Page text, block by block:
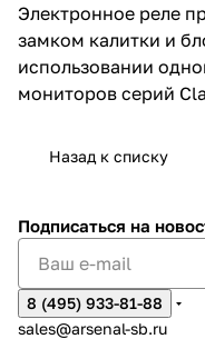
Электронное реле
замком калитки и
использовании
мониторов серий
Назад к списку
Подписаться на
8 (495) 933-81-88
sales@arsenal-sb.ru